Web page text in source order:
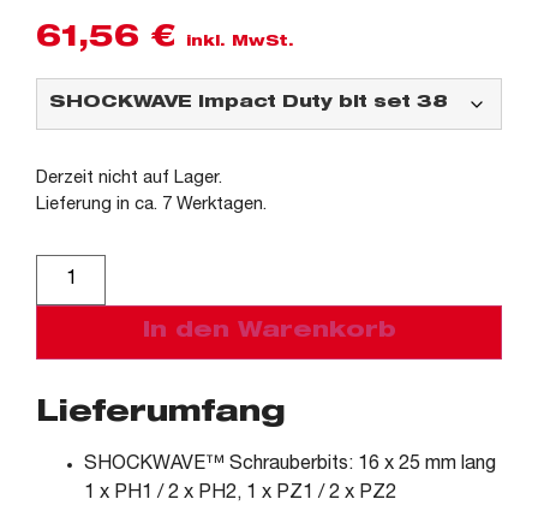
61,56 € inkl. MwSt.
Derzeit nicht auf Lager.
Lieferung in ca. 7 Werktagen.
In den Warenkorb
Lieferumfang
SHOCKWAVE™ Schrauberbits: 16 x 25 mm lang
1 x PH1 / 2 x PH2, 1 x PZ1 / 2 x PZ2